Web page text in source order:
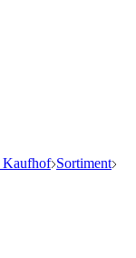
Kaufhof Sortiment